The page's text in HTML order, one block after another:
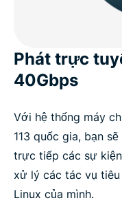
Phát trực
40Gbps
Với hệ thống máy
113 quốc gia, bạn
trực tiếp các sự
xử lý các tác vụ
Linux của mình.